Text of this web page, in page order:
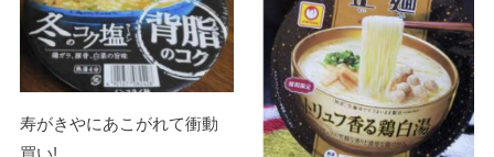
寿がきやにあこがれて衝動
買い!